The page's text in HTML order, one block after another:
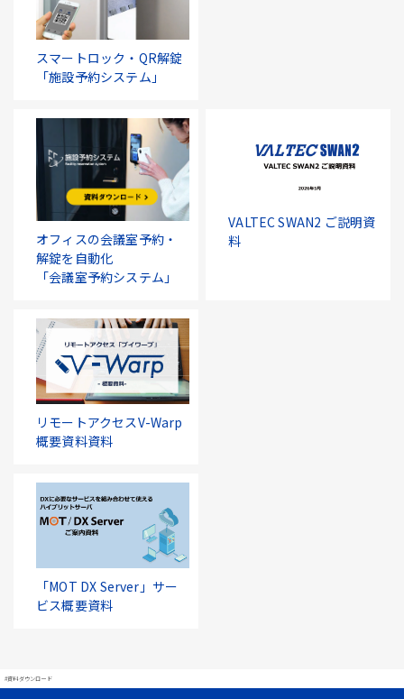
スマートロック・QR解錠
「施設予約システム」
オフィスの会議室予約・
解錠を自動化
「会議室予約システム」
VALTEC SWAN2 ご説明資
料
リモートアクセスV-Warp
概要資料資料
「MOT DX Server」サー
ビス概要資料
#資料ダウンロード